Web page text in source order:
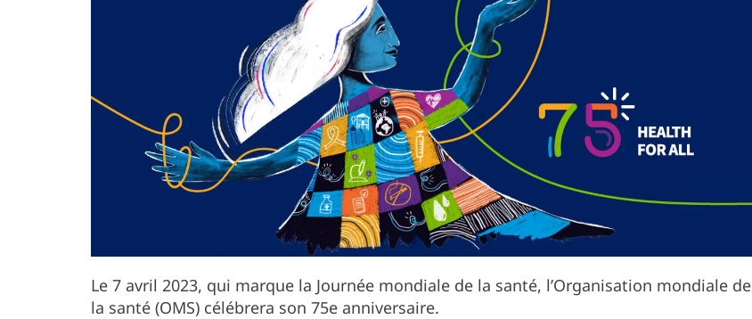
Le 7 avril 2023, qui marque la Journée mondiale de la santé, l’Organisation mondiale de
la santé (OMS) célébrera son 75e anniversaire.